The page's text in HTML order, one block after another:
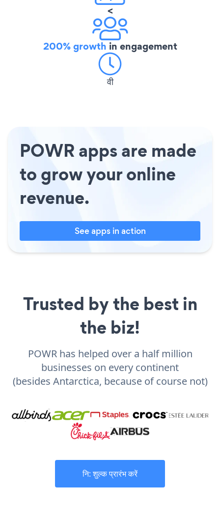
<
200% growth in engagement
वी
POWR apps are made
to grow your online
revenue.
See apps in action
Trusted by the best in
the biz!
POWR has helped over a half million
businesses on every continent
(besides Antarctica, because of course not)
नि: शुल्क प्रारंभ करें